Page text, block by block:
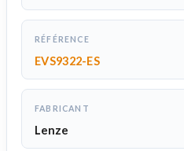
RÉFÉRENCE
EVS9322-ES
FABRICANT
Lenze